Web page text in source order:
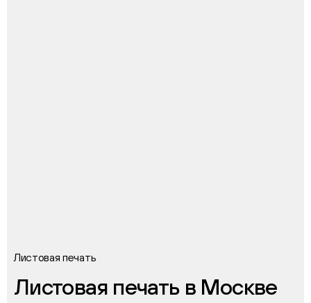
Листовая печать
Листовая печать в Москве